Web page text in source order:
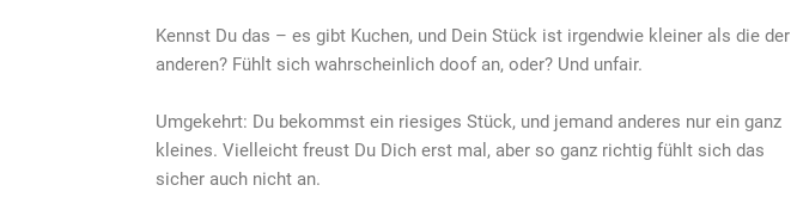
Kennst Du das – es gibt Kuchen, und Dein Stück ist irgendwie kleiner als die der
anderen? Fühlt sich wahrscheinlich doof an, oder? Und unfair.
Umgekehrt: Du bekommst ein riesiges Stück, und jemand anderes nur ein ganz
kleines. Vielleicht freust Du Dich erst mal, aber so ganz richtig fühlt sich das
sicher auch nicht an.